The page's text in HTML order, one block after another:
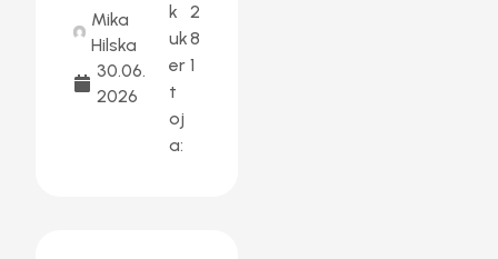
Mika
Hilska
30.06.
2026
k
uk
er
t
oj
a:
2
8
1